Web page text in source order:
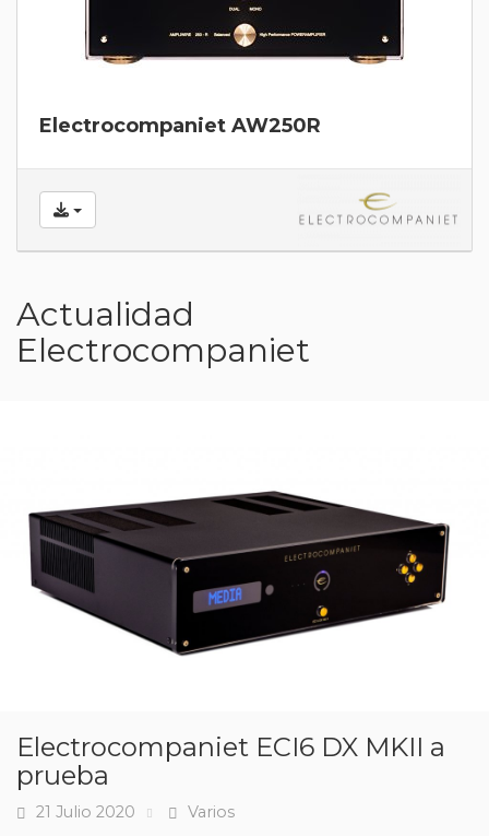
Electrocompaniet AW250R
Actualidad
Electrocompaniet
Electrocompaniet ECI6 DX MKII a
prueba
Fecha
21 Julio 2020 Tags
Varios